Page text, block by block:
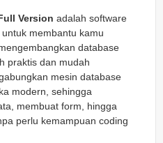
Version adalah software
membantu kamu
database
praktis dan mudah
mesin database
modern, sehingga
membuat form, hingga
perlu kemampuan coding